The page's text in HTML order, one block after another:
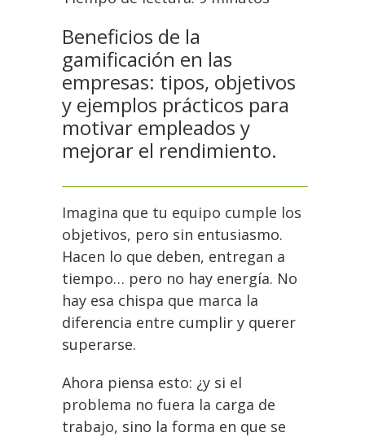
Beneficios de la
gamificación en las
empresas: tipos, objetivos
y ejemplos prácticos para
motivar empleados y
mejorar el rendimiento.
Imagina que tu equipo cumple los
objetivos, pero sin entusiasmo.
Hacen lo que deben, entregan a
tiempo… pero no hay energía. No
hay esa chispa que marca la
diferencia entre cumplir y querer
superarse.
Ahora piensa esto: ¿y si el
problema no fuera la carga de
trabajo, sino la forma en que se